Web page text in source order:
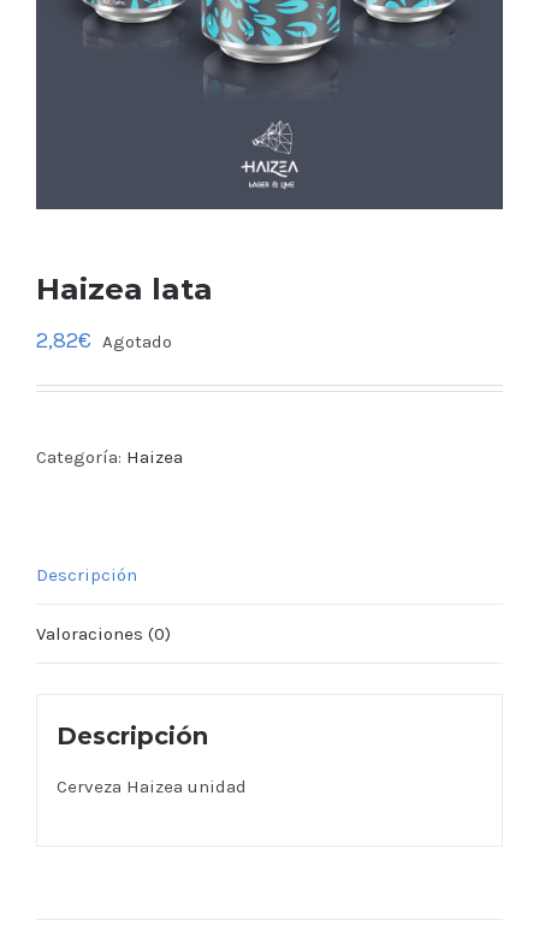
Haizea lata
2,82€ Agotado
Categoría: Haizea
Descripción
Valoraciones (0)
Descripción
Cerveza Haizea unidad